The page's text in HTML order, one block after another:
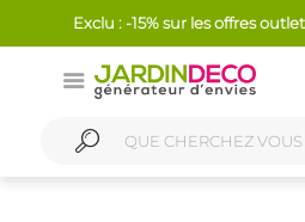
Exclu : -15% sur les offres